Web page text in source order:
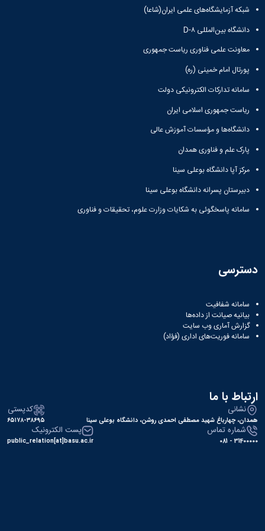
معاونت
تحصیلات
و
آئین
ها
تحصیلات
تکمیلی
فرم
و
آئین
ها
و
پایان
نامه
ها
علمی
پژوهشنامه
فصل
نامه
علمی
پژوهشنامه
اسلامی
دوفصلنامه
پژوهش‌های
زبان‌شناسی
تطبیقی
دوفصلنامه
مطالعات
دعاپژوهی
علمی
رویکردهای
حقوق
سیاسی
محیط‌های
یاددهی-
یادگیری
در
آموزش
زبان
زبان
و
عرب
زبان
و
ادبیات
زبان
شناسی
همگانی
زبان
ادبیات
فرانسه
باستان
شبکه آزمایشگاه‌های علمی ایران(شاعا)
دانشگاه بین‌المللی D-۸
معاونت علمی فناوری ریاست جمهوری
پورتال امام خمینی (ره)
سامانه تدارکات الکترونیکی دولت
ریاست جمهوری اسلامی ایران
دانشگاه‌ها و مؤسسات آموزش عالی
پارک علم و فناوری همدان
مرکز آپا دانشگاه بوعلی سینا
دبیرستان پسرانه دانشگاه بوعلی سینا
سامانه پاسخگوئی به شکایات وزارت علوم، تحقیقات و فناوری
دسترسی
سامانه شفافیت
بیانیه صیانت از داده‌ها
گزارش آماری وب‌ سایت
سامانه فوریت‌های اداری (فؤاد)
ارتباط با ما
نشانی
همدان، چهارباغ شهید مصطفی احمدی روشن، دانشگاه بوعلی سینا
کدپستی
۶۵۱۷۸-۳۸۶۹۵
شماره تماس
31400000 - 081
پست الکترونیک
public_relation[at]basu.ac.ir